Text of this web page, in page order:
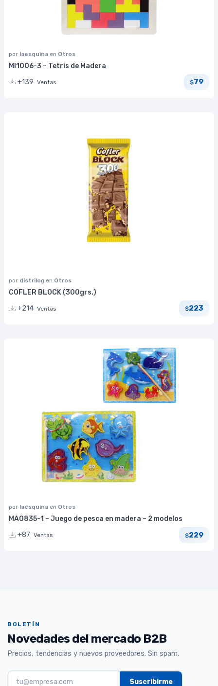
por laesquina en Otros
MI1006-3 – Tetris de Madera
+139 Ventas $79
por distrilog en Otros
COFLER BLOCK (300grs.)
+214 Ventas $223
por laesquina en Otros
MA0835-1 – Juego de pesca en madera – 2 modelos
+87 Ventas $229
BOLETÍN
Novedades del mercado B2B
Precios, tendencias y nuevos proveedores. Sin spam.